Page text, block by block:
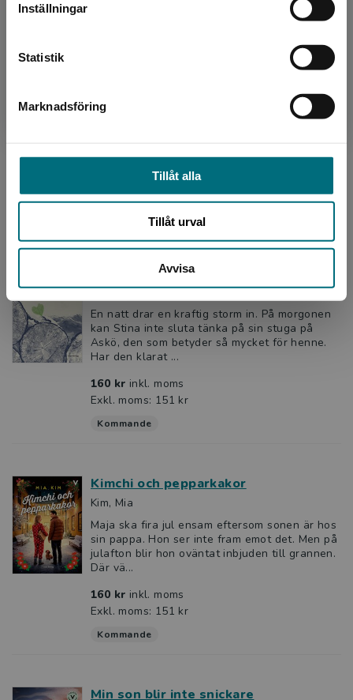
Inställningar
Statistik
Marknadsföring
Tillåt alla
Tillåt urval
Avvisa
Sara och Sami älskar varandra, så de ska
nog det enda. Först kan de inte enas om var
Exkl. moms: 151 kr
Erlandsson, Karin
En natt drar en kraftig storm in. På morgonen
kan Stina inte sluta tänka på sin stuga på
Askö, den som betyder så mycket för henne.
Har den klarat ...
160 kr inkl. moms
Exkl. moms: 151 kr
Kommande
Kimchi och pepparkakor
Kim, Mia
Maja ska fira jul ensam eftersom sonen är hos
sin pappa. Hon ser inte fram emot det. Men på
julafton blir hon oväntat inbjuden till grannen.
Där vä...
160 kr inkl. moms
Exkl. moms: 151 kr
Kommande
Min son blir inte snickare